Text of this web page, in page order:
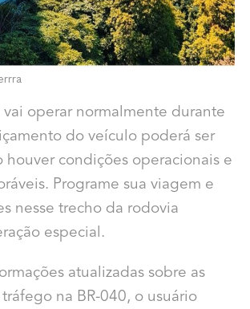
vai operar normalmente durante
do veículo poderá ser
houver condições operacionais e
Programe sua viagem e
nesse trecho da rodovia
especial.
atualizadas sobre as
na BR-040, o usuário